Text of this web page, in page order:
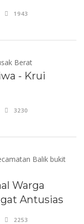
1943
- Krui
3230
Warga
Antusias
2253